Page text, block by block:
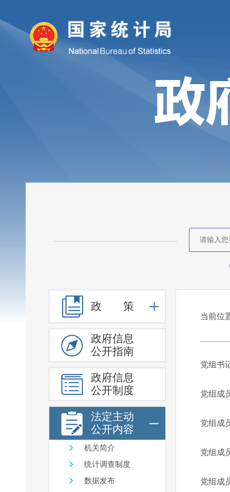
政 策
政府信息
公开指南
政府信息
公开制度
法定主动
公开内容
机关简介
统计调查制度
数据发布